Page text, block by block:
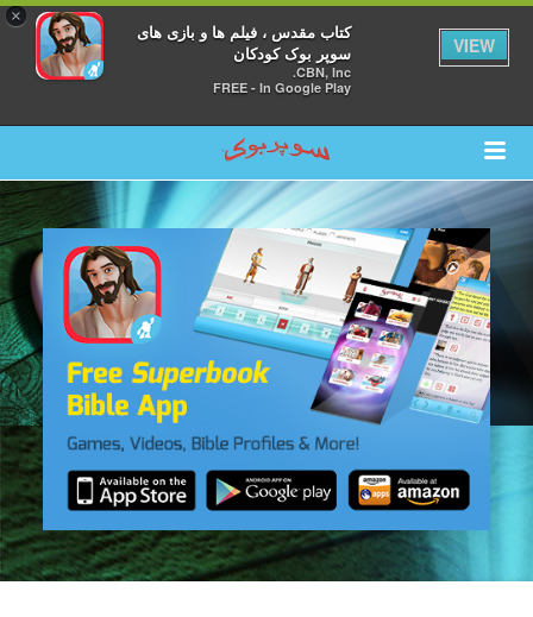
×
کتاب مقدس ، فیلم ها و بازی های
سوپر بوک کودکان
CBN, Inc.
FREE - In Google Play
VIEW